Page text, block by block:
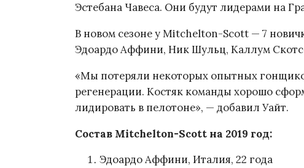
Эстебана Чавеса. Они будут лидерами на
В новом сезоне у Mitchelton-Scott — 7
Эдоардо Аффини, Ник Шульц, Каллум
«Мы потеряли некоторых опытных
регенерации. Костяк команды хорошо
лидировать в пелотоне», — добавил Уайт.
Состав Mitchelton-Scott на 2019 год:
Эдоардо Аффини, Италия, 22 года